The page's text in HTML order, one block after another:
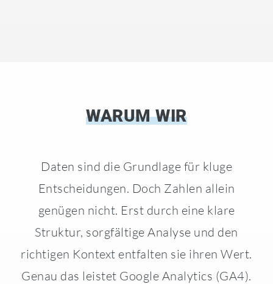
WARUM WIR
Daten sind die Grundlage für kluge
Entscheidungen. Doch Zahlen allein
genügen nicht. Erst durch eine klare
Struktur, sorgfältige Analyse und den
richtigen Kontext entfalten sie ihren Wert.
Genau das leistet Google Analytics (GA4).